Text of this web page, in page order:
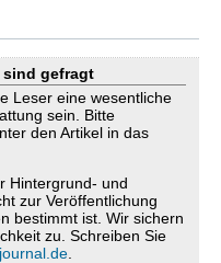
sind gefragt
Leser eine wesentliche
sein. Bitte
den Artikel in das
Hintergrund- und
zur Veröffentlichung
bestimmt ist. Wir sichern
zu. Schreiben Sie